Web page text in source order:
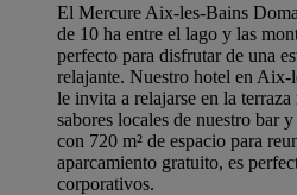
El Mercure Aix-les-Bains
de 10 ha entre el lago y las
perfecto para disfrutar de una
relajante. Nuestro hotel en Aix-
le invita a relajarse en la
sabores locales de nuestro bar
con 720 m² de espacio para
aparcamiento gratuito, es
corporativos.